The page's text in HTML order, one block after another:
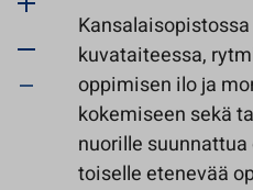
kuvataiteessa,
oppimisen ilo ja
kokemiseen sekä
nuorille
toiselle etenevää